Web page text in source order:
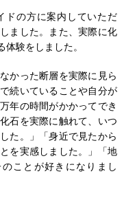
の方に案内していただ
ました。また、実際に化
験をしました。
かった断層を実際に見ら
続いていることや自分が
年の時間がかかってでき
石を実際に触れて、いつ
た。」「身近で見たから
を実感しました。」「地
ことが好きになりまし